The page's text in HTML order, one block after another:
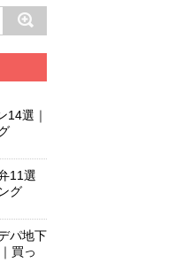
14選｜
11選
グ
パ地下
買っ